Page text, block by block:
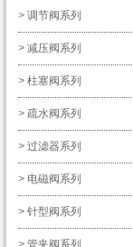
> 调节阀系列
> 减压阀系列
> 柱塞阀系列
> 疏水阀系列
> 过滤器系列
> 电磁阀系列
> 针型阀系列
> 管夹阀系列